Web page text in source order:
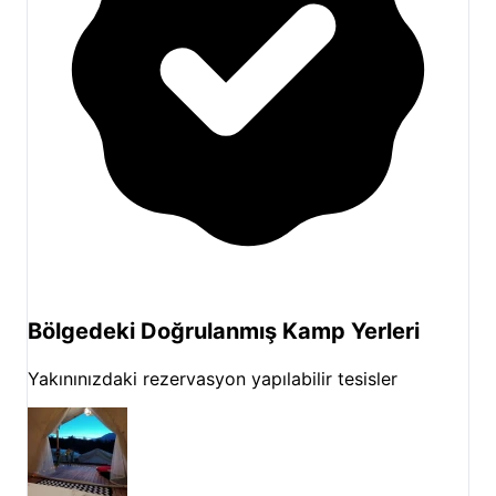
mistik atmosferi ve Adrasan'ın doğal güzellikleri de
yakın çevrede yer alan popüler destinasyonlardır.
Bölge, farklı mevsimlerde farklı güzellikler sunar;
özellikle Kasım ayında nar ve portakal ağaçlarının
bereketi göz kamaştırıcıdır. Bu çeşitlilik,
Olympos
Baykuş Lodge kamp
deneyimini her ziyarette farklı
Tesisin geniş bahçesinde huzurlu yürüyüşler ve
sosyalleşme
Olympos Plajı'nda yüzme, güneşlenme ve deniz
keyfi
Olympos Antik Kenti'nin tarihi kalıntılarını
keşfetme
Yakın çevredeki Çıralı Yanartaş ve Adrasan gibi
Bölgedeki Doğrulanmış Kamp Yerleri
Yakınınızdaki rezervasyon yapılabilir tesisler